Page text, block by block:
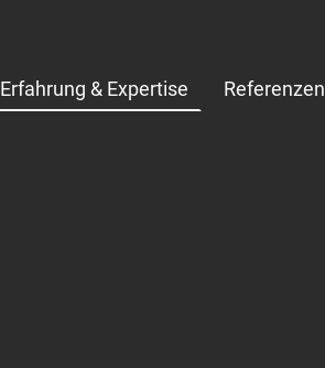
Erfahrung & Expertise Referenzen